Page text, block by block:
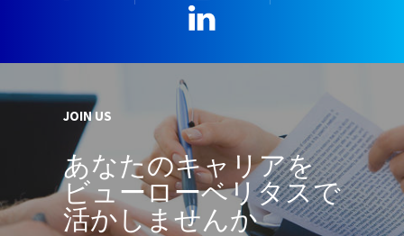
JOIN US
あなたのキャリアを
ビューローベリタスで
活かしませんか